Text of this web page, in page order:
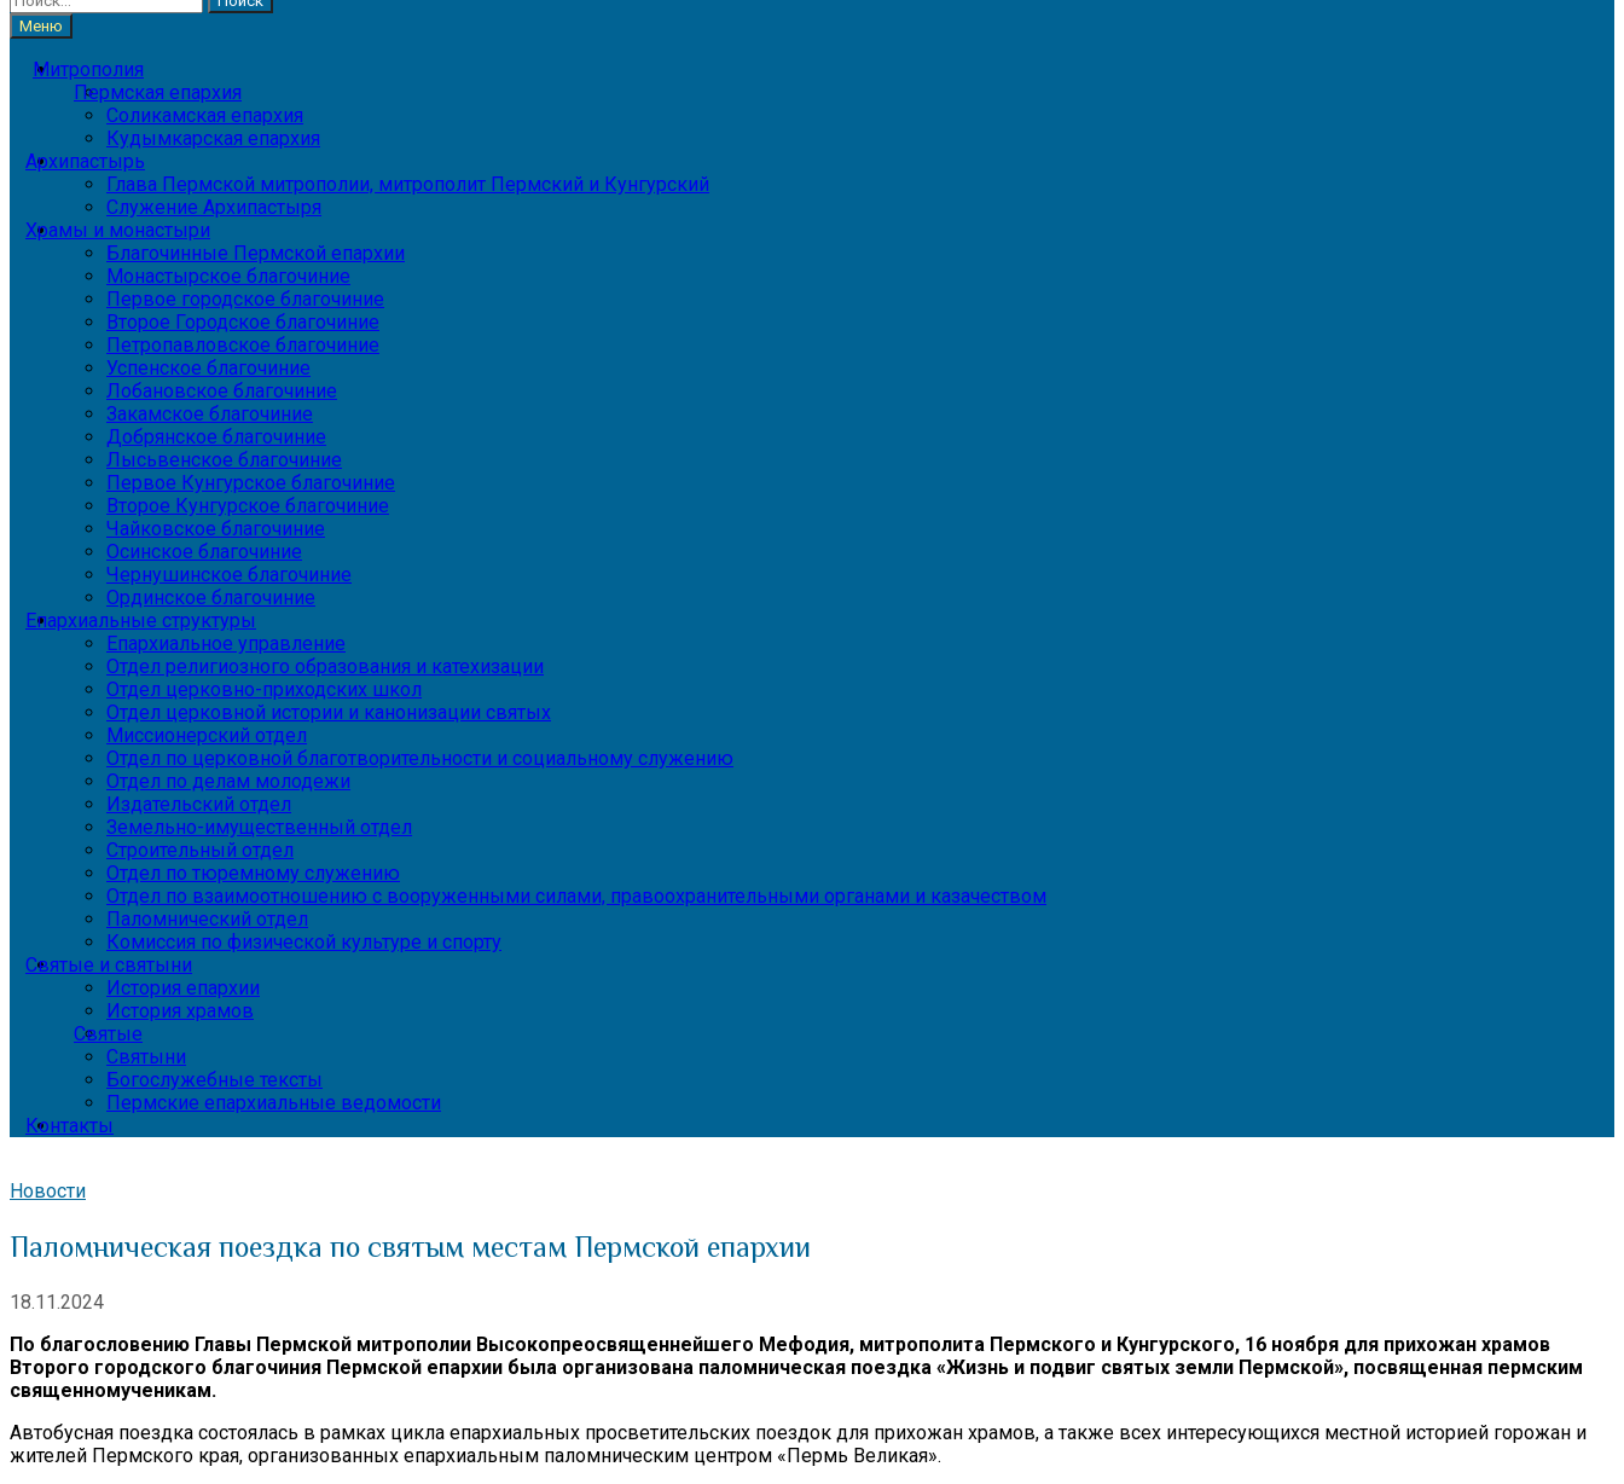
Меню
Митрополия
Пермская епархия
Соликамская епархия
Кудымкарская епархия
Архипастырь
Глава Пермской митрополии, митрополит Пермский и Кунгурский
Служение Архипастыря
Храмы и монастыри
Благочинные Пермской епархии
Монастырское благочиние
Первое городское благочиние
Второе Городское благочиние
Петропавловское благочиние
Успенское благочиние
Лобановское благочиние
Закамское благочиние
Добрянское благочиние
Лысьвенское благочиние
Первое Кунгурское благочиние
Второе Кунгурское благочиние
Чайковское благочиние
Осинское благочиние
Чернушинское благочиние
Ординское благочиние
Епархиальные структуры
Епархиальное управление
Отдел религиозного образования и катехизации
Отдел церковно-приходских школ
Отдел церковной истории и канонизации святых
Миссионерский отдел
Отдел по церковной благотворительности и социальному служению
Отдел по делам молодежи
Издательский отдел
Земельно-имущественный отдел
Строительный отдел
Отдел по тюремному служению
Отдел по взаимоотношению с вооруженными силами, правоохранительными органами и казачеством
Паломнический отдел
Комиссия по физической культуре и спорту
Святые и святыни
История епархии
История храмов
Святые
Святыни
Богослужебные тексты
Пермские епархиальные ведомости
Контакты
Новости
Паломническая поездка по святым местам Пермской епархии
18.11.2024
По благословению Главы Пермской митрополии Высокопреосвященнейшего Мефодия, митрополита Пермского и Кунгурского, 16 ноября для прихожан храмов
Второго городского благочиния Пермской епархии была организована паломническая поездка «Жизнь и подвиг святых земли Пермской», посвященная пермским
священномученикам.
Автобусная поездка состоялась в рамках цикла епархиальных просветительских поездок для прихожан храмов, а также всех интересующихся местной историей горожан и
жителей Пермского края, организованных епархиальным паломническим центром «Пермь Великая».